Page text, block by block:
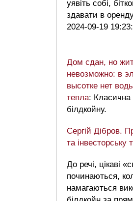
уявіть собі,
здавати в
2024-09-19
Дом сдан, но
невозможно: в
высотке нет
тепла: Класична
білдкойну.
Сергій Дібров.
та інвесторську
До речі, цікаві
починаються,
намагаються